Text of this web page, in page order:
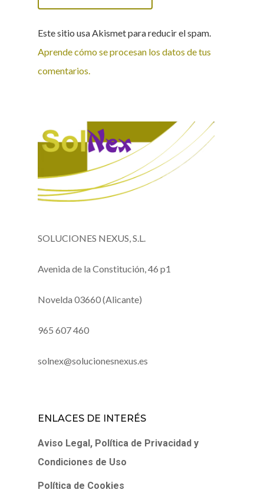
Este sitio usa Akismet para reducir el spam.
Aprende cómo se procesan los datos de tus
comentarios.
SOLUCIONES NEXUS, S.L.
Avenida de la Constitución, 46 p1
Novelda 03660 (Alicante)
965 607 460
solnex@solucionesnexus.es
ENLACES DE INTERÉS
Aviso Legal, Política de Privacidad y
Condiciones de Uso
Política de Cookies